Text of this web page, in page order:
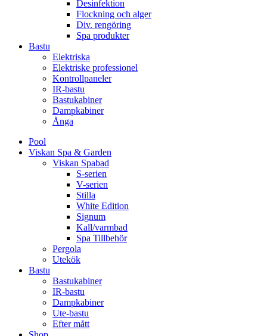
Desinfektion
Flockning och alger
Div. rengöring
Spa produkter
Bastu
Elektriska
Elektriske professionel
Kontrollpaneler
IR-bastu
Bastukabiner
Dampkabiner
Ånga
Pool
Viskan Spa & Garden
Viskan Spabad
S-serien
V-serien
Stilla
White Edition
Signum
Kall/varmbad
Spa Tillbehör
Pergola
Utekök
Bastu
Bastukabiner
IR-bastu
Dampkabiner
Ute-bastu
Efter mått